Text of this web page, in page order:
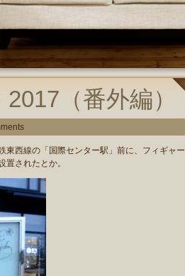
（番外編）
東西線の「国際センター駅」前に、フィギャー
されたとか。